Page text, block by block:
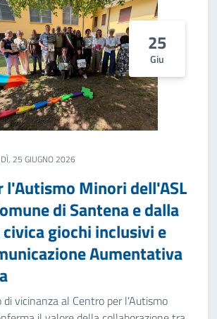
25
Giu
25 GIUGNO 2026
l'Autismo Minori dell'ASL
di Santena e dalla
giochi inclusivi e
Aumentativa
vicinanza al Centro per l'Autismo